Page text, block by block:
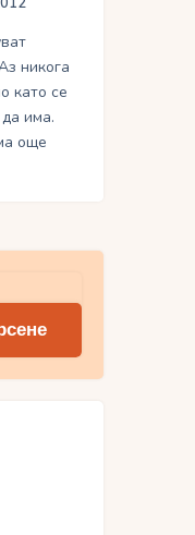
никога
като се
има.
още